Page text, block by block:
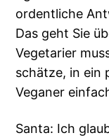
ordentliche
Das geht Sie
Vegetarier
schätze, in ein
Veganer
Santa: Ich